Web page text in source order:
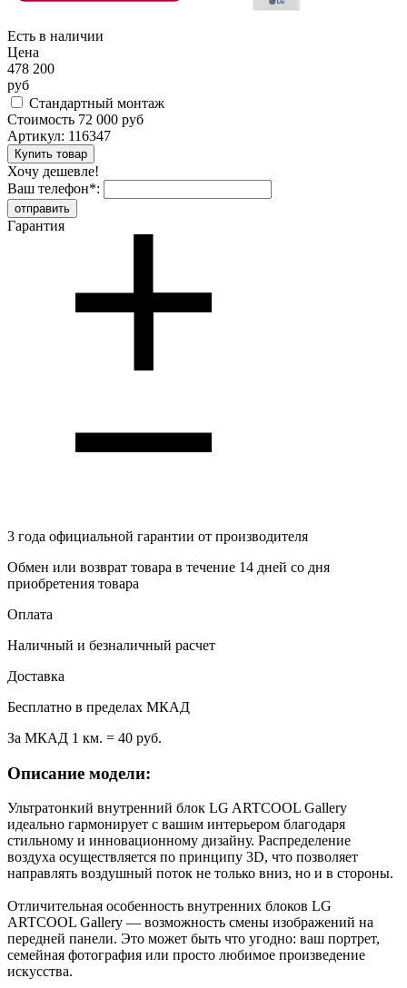
Есть в наличии
Цена
478 200
руб
Стандартный монтаж
Стоимость 72 000 руб
Артикул: 116347
Хочу дешевле!
Ваш телефон*:
Гарантия
3 года официальной гарантии от производителя
Обмен или возврат товара в течение 14 дней со дня
приобретения товара
Оплата
Наличный и безналичный расчет
Доставка
Бесплатно в пределах МКАД
За МКАД 1 км. = 40 руб.
Описание модели:
Ультратонкий внутренний блок LG ARTCOOL Gallery
идеально гармонирует с вашим интерьером благодаря
стильному и инновационному дизайну. Распределение
воздуха осуществляется по принципу 3D, что позволяет
направлять воздушный поток не только вниз, но и в стороны.
Отличительная особенность внутренних блоков LG
ARTCOOL Gallery — возможность смены изображений на
передней панели. Это может быть что угодно: ваш портрет,
семейная фотография или просто любимое произведение
искусства.